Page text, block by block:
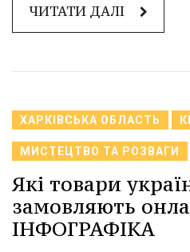
ЧИТАТИ ДАЛІ
ХАРКІВСЬКА ОБЛАСТЬ
МИСТЕЦТВО ТА РОЗВАГИ
Які товари
замовляють
ІНФОГРАФІКА